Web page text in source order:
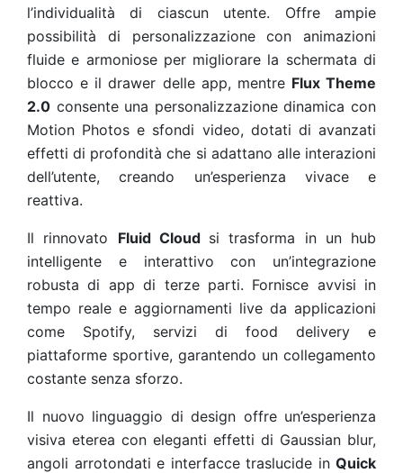
l’individualità di ciascun utente. Offre ampie
possibilità di personalizzazione con animazioni
fluide e armoniose per migliorare la schermata di
blocco e il drawer delle app, mentre Flux Theme
2.0 consente una personalizzazione dinamica con
Motion Photos e sfondi video, dotati di avanzati
effetti di profondità che si adattano alle interazioni
dell’utente, creando un’esperienza vivace e
reattiva.
Il rinnovato Fluid Cloud si trasforma in un hub
intelligente e interattivo con un’integrazione
robusta di app di terze parti. Fornisce avvisi in
tempo reale e aggiornamenti live da applicazioni
come Spotify, servizi di food delivery e
piattaforme sportive, garantendo un collegamento
costante senza sforzo.
Il nuovo linguaggio di design offre un’esperienza
visiva eterea con eleganti effetti di Gaussian blur,
angoli arrotondati e interfacce traslucide in Quick